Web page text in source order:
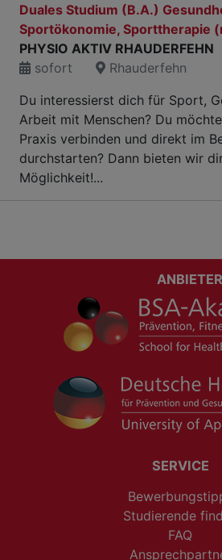
Duales Studium (B.A.)
Sportökonomie, Sporttherapie
PHYSIO AKTIV RHAUDERFEHN
sofort
Rhauderfehn
Du interessierst dich für Sport,
Arbeit mit Menschen? Du
Praxis verbinden und direkt im
durchstarten? Dann bieten wir
Möglichkeit!...
ANBIETER
SERVICE
Studierende
FAQ